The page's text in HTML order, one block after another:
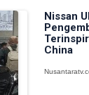
Nissan
China